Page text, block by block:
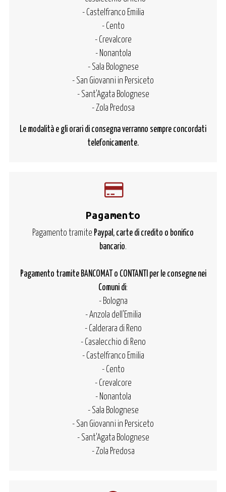
- Castelfranco Emilia
- Cento
- Crevalcore
- Nonantola
- Sala Bolognese
- San Giovanni in Persiceto
- Sant'Agata Bolognese
- Zola Predosa
Le modalità e gli orari di consegna verranno sempre concordati
telefonicamente.
Pagamento
Pagamento tramite Paypal, carte di credito o bonifico
bancario.
Pagamento tramite BANCOMAT o CONTANTI per le consegne nei
Comuni di:
- Bologna
- Anzola dell'Emilia
- Calderara di Reno
- Casalecchio di Reno
- Castelfranco Emilia
- Cento
- Crevalcore
- Nonantola
- Sala Bolognese
- San Giovanni in Persiceto
- Sant'Agata Bolognese
- Zola Predosa